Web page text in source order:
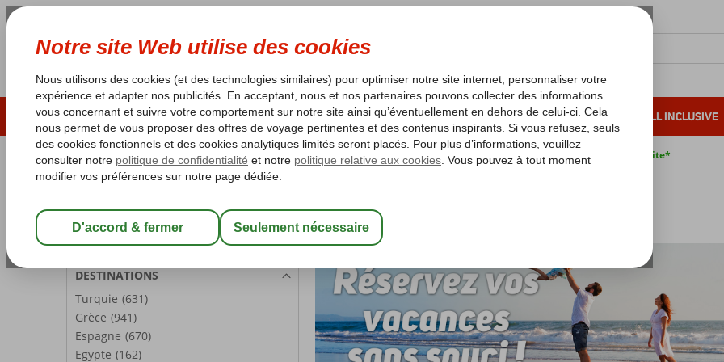
ÉTÉ 2026 LAST MINUTES SOLEIL D'HIVER VACANCES AU SOLEIL ALL INCLUSIVE
Les garanties de vacances Garantie du prix le plus bas* Pas de surcharge carburant Annulation gratuite*
Chambre 1: 2 Personnes
Modifier les participants
DESTINATIONS
Turquie (631)
Grèce (941)
Espagne (670)
Egypte (162)
Garanties